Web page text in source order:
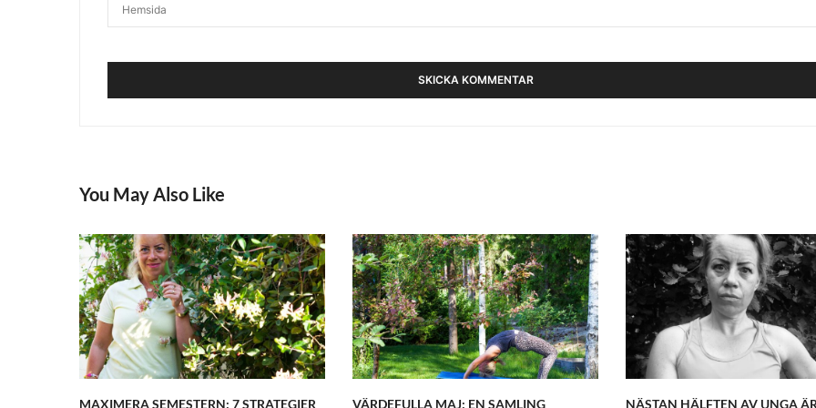
You May Also Like
MAXIMERA SEMESTERN: 7 STRATEGIER VÄRDEFULLA MAJ: EN SAMLING NÄSTAN HÄLFTEN AV UNGA